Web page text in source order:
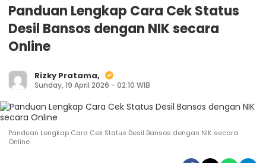
Panduan Lengkap Cara Cek Status
Desil Bansos dengan NIK secara
Online
Rizky Pratama,
Sunday, 19 April 2026 - 02:10 WIB
Panduan Lengkap Cara Cek Status Desil Bansos dengan NIK secara
Online